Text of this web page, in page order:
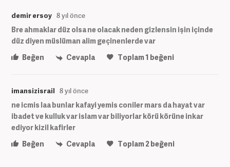
demir ersoy 8 yıl önce
Bre ahmaklar düz olsa ne olacak neden gizlensin işin içinde
düz diyen müslüman alim geçinenlerde var
Beğen
Cevapla Toplam1 beğeni
imansizisrail 8 yıl önce
ne icmis laa bunlar kafayi yemis coniler mars da hayat var
ibadet ve kulluk var islam var biliyorlar körü körüne inkar
ediyor kizil kafirler
Beğen
Cevapla Toplam2 beğeni